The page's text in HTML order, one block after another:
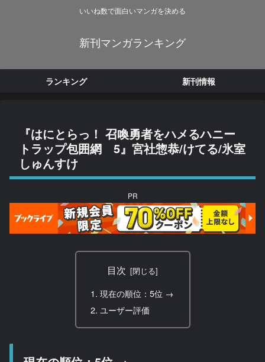
いいね数で面白いマンガを決める
新刊マンガランキング
ランキング 新刊情報
『はにとらっ！ 召喚勇者をハメるハニー
トラップ包囲網 5』宮社惣恭/けてる/氷室
しゅんすけ
PR
目次
現在の順位：5位 →
ユーザー評価